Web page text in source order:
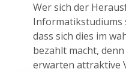
Wer sich der
Informatikstudiums
dass sich dies im
bezahlt macht,
erwarten attraktive